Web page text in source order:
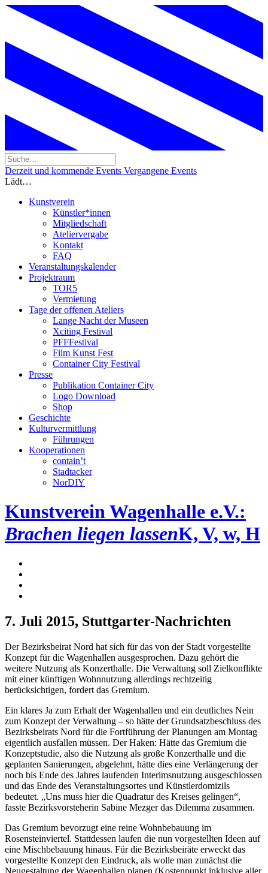
Derzeit und kommende Events Vergangene Events
Lädt…
Kunstverein
Künstler*innen
Mitgliedschaft
Ateliervergabe
Kontakt
FAQ
Veranstaltungskalender
Projektraum
TOR5
Vermietung
Tage der offenen Ateliers
Lange Nacht der Museen
Xciting Festival
PFFFestival
Film Kunst Fest
Container City Festival
Presse
Publikation Container City
Logo Download
Shop
Geschichte
Kulturvermittlung
Führungen
Kooperationen
contain’t
Stadtacker
NorDIY
Kunstverein Wagenhalle e.V.:
Brachen liegen lassenK, V, w, H
7. Juli 2015, Stuttgarter-Nachrichten
Der Bezirksbeirat Nord hat sich für das von der Stadt vorgestellte
Konzept für die Wagenhallen ausgesprochen. Dazu gehört die
weitere Nutzung als Konzerthalle. Die Verwaltung soll Zielkonflikte
mit einer künftigen Wohnnutzung allerdings rechtzeitig
berücksichtigen, fordert das Gremium.
Ein klares Ja zum Erhalt der Wagenhallen und ein deutliches Nein
zum Konzept der Verwaltung – so hätte der Grundsatzbeschluss des
Bezirksbeirats Nord für die Fortführung der Planungen am Montag
eigentlich ausfallen müssen. Der Haken: Hätte das Gremium die
Konzeptstudie, also die Nutzung als große Konzerthalle und die
geplanten Sanierungen, abgelehnt, hätte dies eine Verlängerung der
noch bis Ende des Jahres laufenden Interimsnutzung ausgeschlossen
und das Ende des Veranstaltungsortes und Künstlerdomizils
bedeutet. „Uns muss hier die Quadratur des Kreises gelingen“,
fasste Bezirksvorsteherin Sabine Mezger das Dilemma zusammen.
Das Gremium bevorzugt eine reine Wohnbebauung im
Rosensteinviertel. Stattdessen laufen die nun vorgestellten Ideen auf
eine Mischbebauung hinaus. Für die Bezirksbeiräte erweckt das
vorgestellte Konzept den Eindruck, als wolle man zunächst die
Neugestaltung der Wagenhallen planen (Kostenpunkt inklusive aller